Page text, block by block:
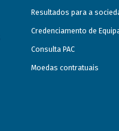
Resultados para a
Credenciamento de
Consulta PAC
Moedas contratuais